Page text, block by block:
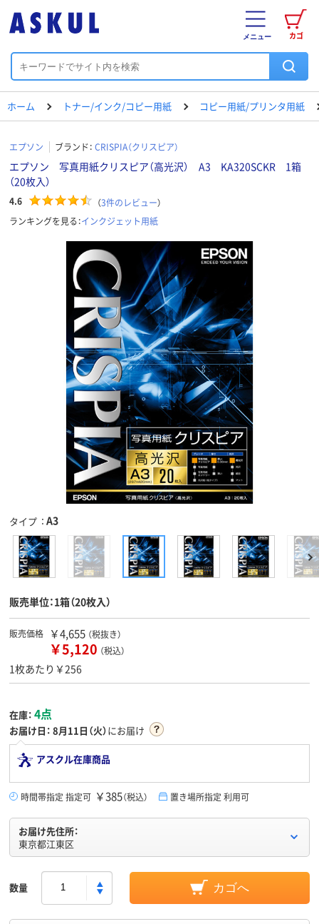
カゴ
メニュー
ホーム トナー/インク/コピー用紙 コピー用紙/プリンタ用紙
エプソン ブランド： CRISPIA（クリスピア）
エプソン 写真用紙クリスピア（高光沢） A3 KA320SCKR 1箱
（20枚入）
4.6 （3件のレビュー）
ランキングを見る：インクジェット用紙
タイプ A3
販売単位：1箱（20枚入）
販売価格 ￥4,655 （税抜き）
￥5,120 （税込）
1枚あたり￥256
在庫： 4点
お届け日： 8月11日（火）にお届け
アスクル在庫商品
時間帯指定 指定可 ￥385（税込） 置き場所指定 利用可
お届け先住所：
東京都江東区
数量 カゴへ